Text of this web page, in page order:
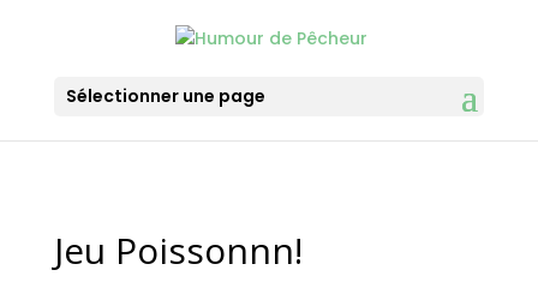
Sélectionner une page
Jeu Poissonnn!